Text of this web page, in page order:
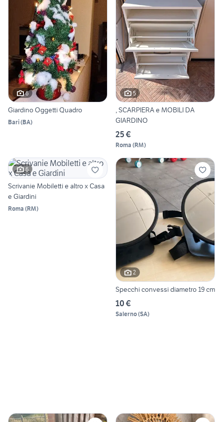
6
Giardino Oggetti Quadro
Bari(BA)
5
, SCARPIERA e MOBILI DA
GIARDINO
25 €
Roma (RM)
6
Scrivanie Mobiletti e altro x Casa
e Giardini
Roma (RM)
2
Specchi convessi diametro 19 cm
10 €
Salerno(SA)